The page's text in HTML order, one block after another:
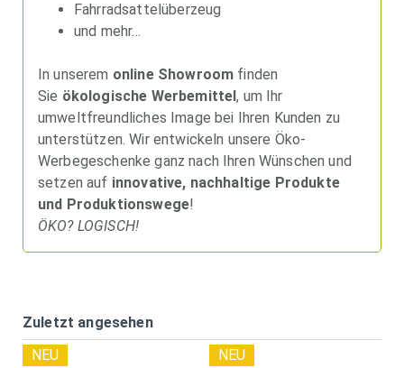
Fahrradsattelüberzeug
und mehr…
In unserem online Showroom finden
Sie ökologische Werbemittel, um Ihr
umweltfreundliches Image bei Ihren Kunden zu
unterstützen. Wir entwickeln unsere Öko-
Werbegeschenke ganz nach Ihren Wünschen und
setzen auf innovative, nachhaltige Produkte
und Produktionswege!
ÖKO? LOGISCH!
Zuletzt angesehen
NEU NEU